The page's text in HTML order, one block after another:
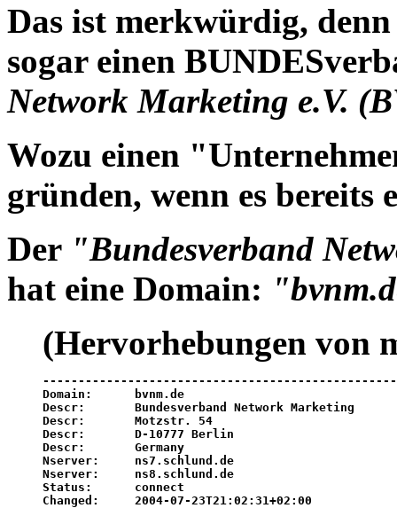
Das ist merkwürdig,
sogar einen
Network Marketing e.V.
Wozu einen
gründen, wenn es bereits
Der "Bundesverband
hat eine Domain:
(Hervorhebungen von
Domain:      bvnm.de
Descr:       Bundesverband Network Marketing
Descr: Motzstr. 54
Descr: D-10777 Berlin
Descr:       Germany
Nserver:     ns7.schlund.de
Nserver:     ns8.schlund.de
Status:      connect
Changed:     2004-07-23T21:02:31+02:00